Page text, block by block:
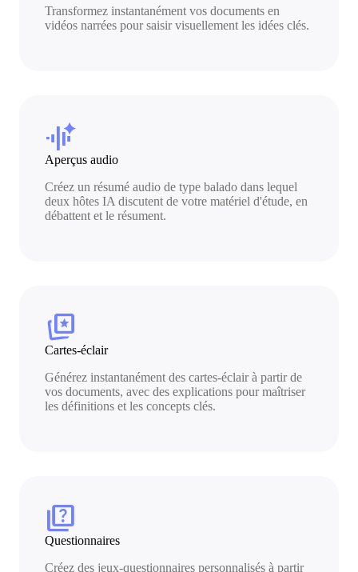
Transformez instantanément vos documents en
vidéos narrées pour saisir visuellement les idées clés.
audio_magic_eraser
Aperçus audio
Créez un résumé audio de type balado dans lequel
deux hôtes IA discutent de votre matériel d'étude, en
débattent et le résument.
cards_star
Cartes-éclair
Générez instantanément des cartes-éclair à partir de
vos documents, avec des explications pour maîtriser
les définitions et les concepts clés.
quiz
Questionnaires
Créez des jeux-questionnaires personnalisés à partir